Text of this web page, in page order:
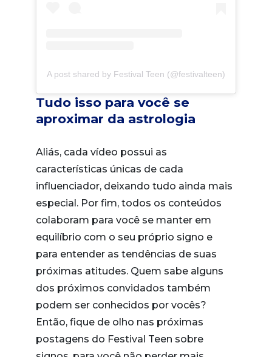
A post shared by Festival Teen (@festivalteen)
Tudo isso para você se
aproximar da astrologia
Aliás, cada vídeo possui as
características únicas de cada
influenciador, deixando tudo ainda mais
especial. Por fim, todos os conteúdos
colaboram para você se manter em
equilíbrio com o seu próprio signo e
para entender as tendências de suas
próximas atitudes. Quem sabe alguns
dos próximos convidados também
podem ser conhecidos por vocês?
Então, fique de olho nas próximas
postagens do Festival Teen sobre